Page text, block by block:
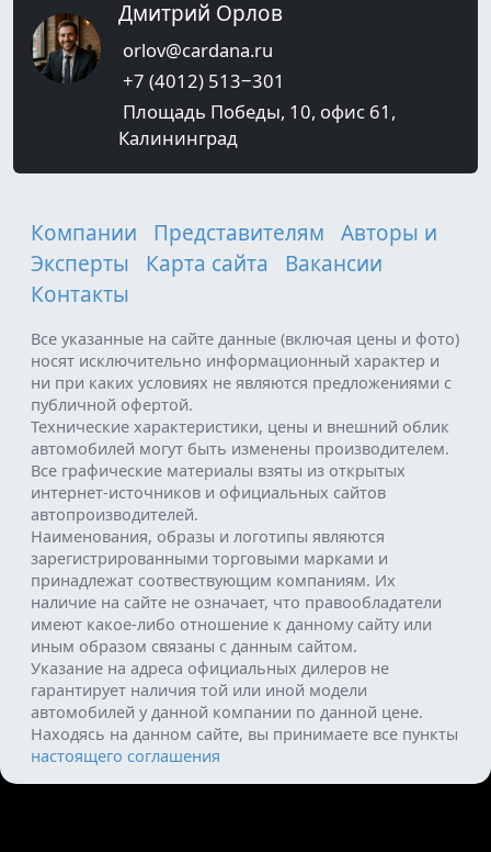
Дмитрий Орлов
orlov@cardana.ru
+7 (4012) 513‒301
Площадь Победы, 10, офис 61,
Калининград
Компании Представителям
Авторы и
Эксперты
Карта сайта
Вакансии
Контакты
Все указанные на сайте данные (включая цены и фото)
носят исключительно информационный характер и
ни при каких условиях не являются предложениями с
публичной офертой.
Технические характеристики, цены и внешний облик
автомобилей могут быть изменены производителем.
Все графические материалы взяты из открытых
интернет-источников и официальных сайтов
автопроизводителей.
Наименования, образы и логотипы являются
зарегистрированными торговыми марками и
принадлежат соотвествующим компаниям. Их
наличие на сайте не означает, что правообладатели
имеют какое-либо отношение к данному сайту или
иным образом связаны с данным сайтом.
Указание на адреса официальных дилеров не
гарантирует наличия той или иной модели
автомобилей у данной компании по данной цене.
Находясь на данном сайте, вы принимаете все пункты
настоящего соглашения